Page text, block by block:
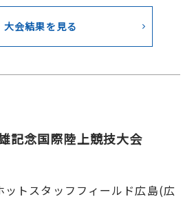
大会結果を見る
記念国際陸上競技大会
トスタッフフィールド広島(広